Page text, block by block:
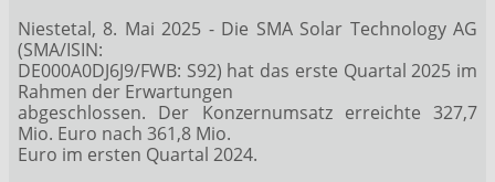
Niestetal, 8. Mai 2025 - Die SMA Solar Technology AG
(SMA/ISIN:
DE000A0DJ6J9/FWB: S92) hat das erste Quartal 2025 im
Rahmen der Erwartungen
abgeschlossen. Der Konzernumsatz erreichte 327,7
Mio. Euro nach 361,8 Mio.
Euro im ersten Quartal 2024.